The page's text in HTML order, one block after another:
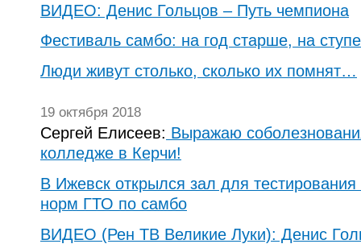
ВИДЕО: Денис Гольцов – Путь чемпиона
Фестиваль самбо: на год старше, на
Люди живут столько, сколько их помнят…
19 октября 2018
Сергей Елисеев: Выражаю
колледже в Керчи!
В Ижевск открылся зал для
норм ГТО по самбо
ВИДЕО (Рен ТВ Великие Луки): Денис